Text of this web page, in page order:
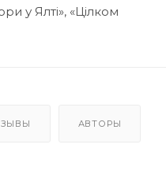
у Ялті», «Цілком
АВТОРЫ